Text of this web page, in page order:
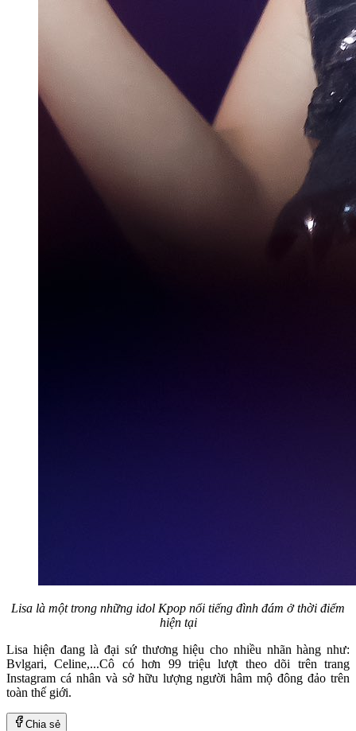
Lisa là một trong những idol Kpop nổi tiếng đình đám ở thời điểm
hiện tại
Lisa hiện đang là đại sứ thương hiệu cho nhiều nhãn hàng như:
Bvlgari, Celine,...Cô có hơn 99 triệu lượt theo dõi trên trang
Instagram cá nhân và sở hữu lượng người hâm mộ đông đảo trên
toàn thế giới.
Chia sẻ